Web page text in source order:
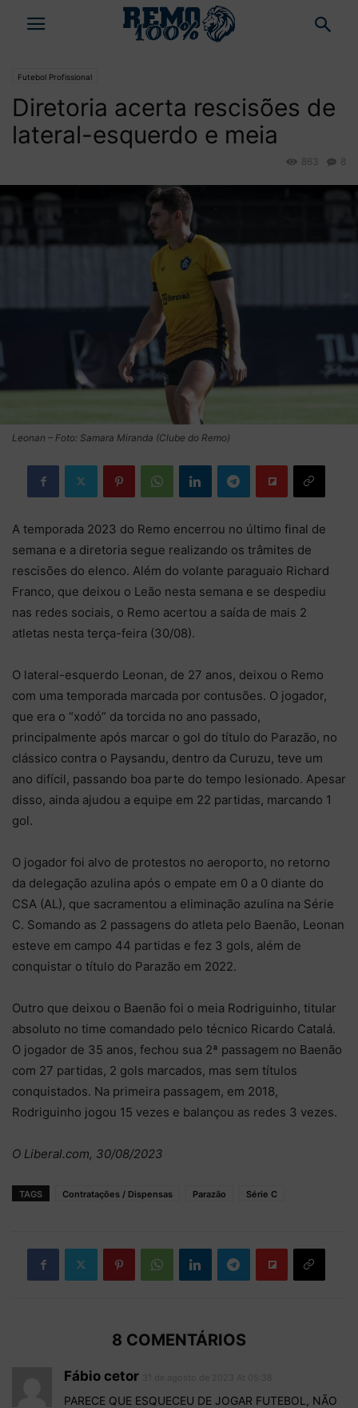
Futebol Profissional
Diretoria acerta rescisões de
lateral-esquerdo e meia
8
863
Leonan – Foto: Samara Miranda (Clube do Remo)
A temporada 2023 do Remo encerrou no último final de
semana e a diretoria segue realizando os trâmites de
rescisões do elenco. Além do volante paraguaio Richard
Franco, que deixou o Leão nesta semana e se despediu
nas redes sociais, o Remo acertou a saída de mais 2
atletas nesta terça-feira (30/08).
O lateral-esquerdo Leonan, de 27 anos, deixou o Remo
com uma temporada marcada por contusões. O jogador,
que era o “xodó” da torcida no ano passado,
principalmente após marcar o gol do título do Parazão, no
clássico contra o Paysandu, dentro da Curuzu, teve um
ano difícil, passando boa parte do tempo lesionado. Apesar
disso, ainda ajudou a equipe em 22 partidas, marcando 1
gol.
O jogador foi alvo de protestos no aeroporto, no retorno
da delegação azulina após o empate em 0 a 0 diante do
CSA (AL), que sacramentou a eliminação azulina na Série
C. Somando as 2 passagens do atleta pelo Baenão, Leonan
esteve em campo 44 partidas e fez 3 gols, além de
conquistar o título do Parazão em 2022.
Outro que deixou o Baenão foi o meia Rodriguinho, titular
absoluto no time comandado pelo técnico Ricardo Catalá.
O jogador de 35 anos, fechou sua 2ª passagem no Baenão
com 27 partidas, 2 gols marcados, mas sem títulos
conquistados. Na primeira passagem, em 2018,
Rodriguinho jogou 15 vezes e balançou as redes 3 vezes.
O Liberal.com, 30/08/2023
TAGS Contratações / Dispensas Parazão Série C
8 COMENTÁRIOS
Fábio cetor
PARECE QUE ESQUECEU DE JOGAR FUTEBOL, NÃO